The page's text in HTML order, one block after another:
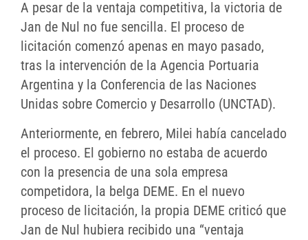
A pesar de la ventaja competitiva, la victoria de
Jan de Nul no fue sencilla. El proceso de
licitación comenzó apenas en mayo pasado,
tras la intervención de la Agencia Portuaria
Argentina y la Conferencia de las Naciones
Unidas sobre Comercio y Desarrollo (UNCTAD).
Anteriormente, en febrero, Milei había cancelado
el proceso. El gobierno no estaba de acuerdo
con la presencia de una sola empresa
competidora, la belga DEME. En el nuevo
proceso de licitación, la propia DEME criticó que
Jan de Nul hubiera recibido una “ventaja